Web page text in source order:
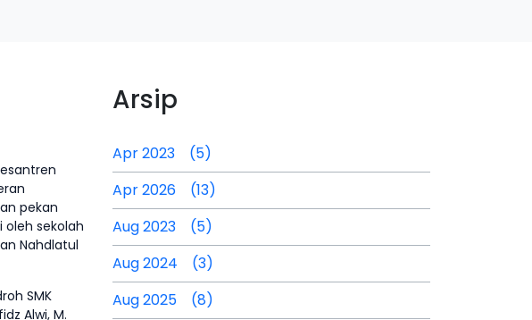
pekan
oleh sekolah
Nahdlatul
SMK
Alwi, M.
Arsip
Apr 2023 (5)
Apr 2026 (13)
Aug 2023 (5)
Aug 2024 (3)
Aug 2025 (8)